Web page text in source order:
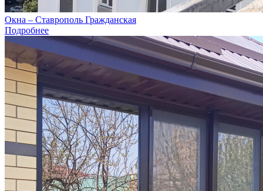
Окна – Ставрополь Гражданская
Подробнее